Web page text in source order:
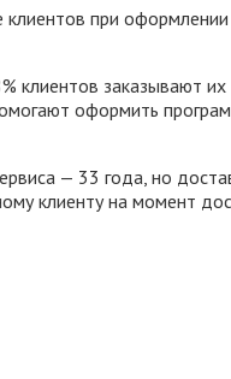
при
заказывают
оформить
— 33 года, но
клиенту на момент